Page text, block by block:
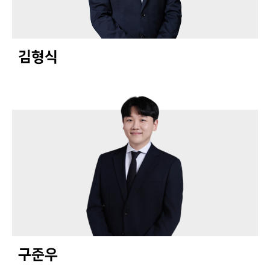
김형식
구준우